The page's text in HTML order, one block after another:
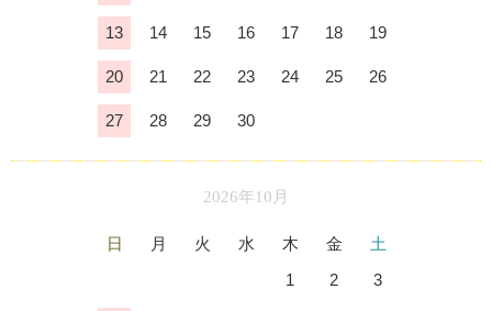
13 14 15 16 17 18 19
20 21 22 23 24 25 26
27 28 29 30
2026年10月
日 月 火 水 木 金
土
1
2 3